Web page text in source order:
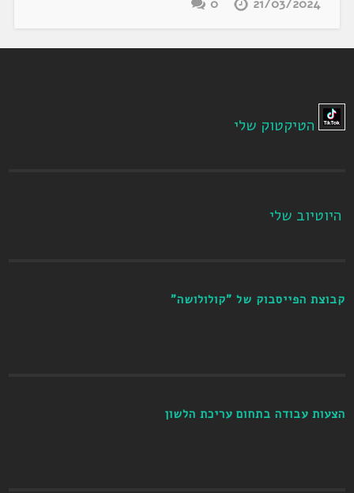
21/03/2024
0
הטיקטוק שלי
היוטיוב שלי
קבוצת הפייסבוק של "קולולושה"
הצעות עבודה בתחום עריכת הלשון